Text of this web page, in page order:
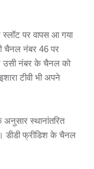
पर वापस आ गया
चैनल नंबर 46 पर
उसी नंबर के चैनल को
टीवी भी अपने
स्थानांतरित
डीडी फ्रीडिश के चैनल